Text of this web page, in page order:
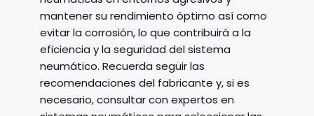
mantener su rendimiento óptimo así como
evitar la corrosión, lo que contribuirá a la
eficiencia y la seguridad del sistema
neumático. Recuerda seguir las
recomendaciones del fabricante y, si es
necesario, consultar con expertos en